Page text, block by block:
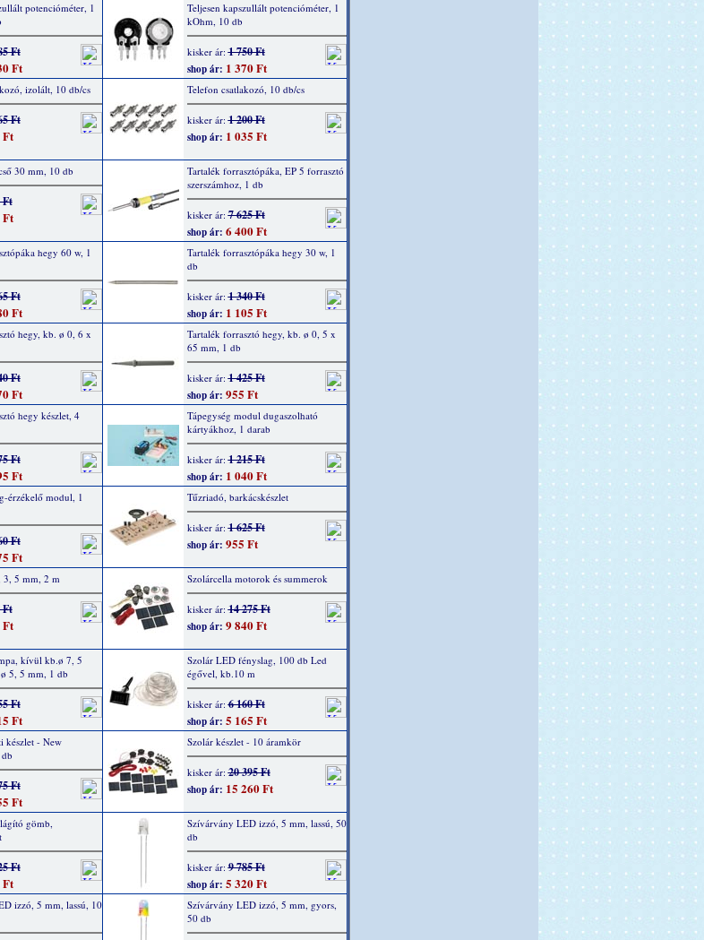
potencióméter, 1
Ft
Ft
Teljesen kapszullált potencióméter, 1
kOhm, 10 db
kisker ár:1 750 Ft
shop ár: 1 370 Ft
izolált, 10 db/cs
Ft
Ft
Telefon csatlakozó, 10 db/cs
kisker ár:1 200 Ft
shop ár: 1 035 Ft
30 mm, 10 db
Ft
Ft
Tartalék forrasztópáka, EP 5 forrasztó
szerszámhoz, 1 db
kisker ár:7 625 Ft
shop ár: 6 400 Ft
hegy 60 w, 1
Ft
Ft
Tartalék forrasztópáka hegy 30 w, 1
db
kisker ár:1 340 Ft
shop ár: 1 105 Ft
hegy, kb. ø 0, 6 x
Ft
Ft
Tartalék forrasztó hegy, kb. ø 0, 5 x
65 mm, 1 db
kisker ár:1 425 Ft
shop ár: 955 Ft
hegy készlet, 4
Ft
Ft
Tápegység modul dugaszolható
kártyákhoz, 1 darab
kisker ár:1 215 Ft
shop ár: 1 040 Ft
érzékelő modul, 1
Ft
Ft
Tűzriadó, barkácskészlet
kisker ár:1 625 Ft
shop ár: 955 Ft
3, 5 mm, 2 m
Ft
Ft
Szolárcella motorok és summerok
kisker ár:14 275 Ft
shop ár: 9 840 Ft
kívül kb.ø 7, 5
5, 5 mm, 1 db
Ft
Ft
Szolár LED fényslag, 100 db Led
égővel, kb.10 m
kisker ár:6 160 Ft
shop ár: 5 165 Ft
készlet - New
Ft
Ft
Szolár készlet - 10 áramkör
kisker ár:20 395 Ft
shop ár: 15 260 Ft
gömb,
Ft
Ft
Szívárvány LED izzó, 5 mm, lassú, 50
db
kisker ár:9 785 Ft
shop ár: 5 320 Ft
izzó, 5 mm, lassú, 10
Szívárvány LED izzó, 5 mm, gyors,
50 db